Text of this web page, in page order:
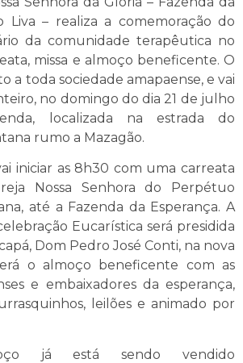
Liva – realiza a comemoração do
da comunidade terapêutica no
missa e almoço beneficente. O
a toda sociedade amapaense, e vai
no domingo do dia 21 de julho
localizada na estrada do
rumo a Mazagão.
iniciar as 8h30 com uma carreata
Nossa Senhora do Perpétuo
até a Fazenda da Esperança. A
Eucarística será presidida
Dom Pedro José Conti, na nova
o almoço beneficente com as
e embaixadores da esperança,
leilões e animado por
já está sendo vendido